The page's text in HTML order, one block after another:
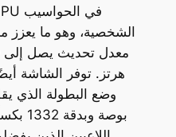
الشخصية، وهو ما يعزز
هرتز. توفر الشاشة
بوصة